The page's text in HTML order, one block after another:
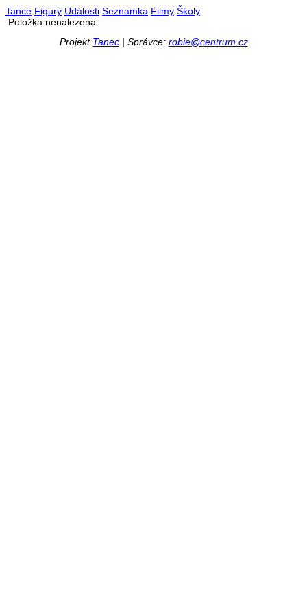
Tance Figury Události Seznamka Filmy Školy
Položka nenalezena
Projekt Tanec| Správce: robie@centrum.cz